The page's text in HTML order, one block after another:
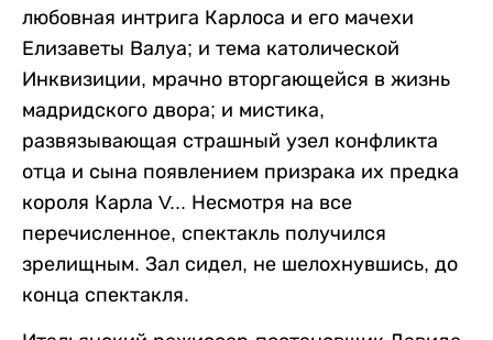
любовная интрига Карлоса и его мачехи
Елизаветы Валуа; и тема католической
Инквизиции, мрачно вторгающейся в жизнь
мадридского двора; и мистика,
развязывающая страшный узел конфликта
отца и сына появлением призрака их предка
короля Карла V... Несмотря на все
перечисленное, спектакль получился
зрелищным. Зал сидел, не шелохнувшись, до
конца спектакля.